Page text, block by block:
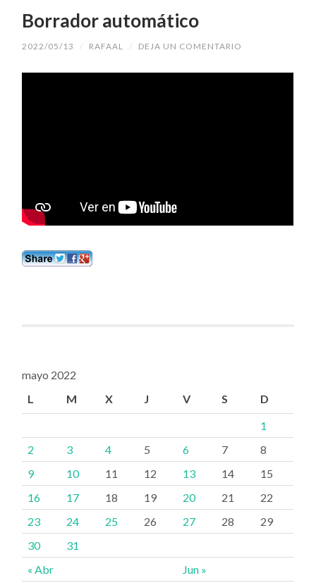
Borrador automático
2022/05/13 / RAFAAL / DEJA UN COMENTARIO
mayo 2022
L
M X J V S D
« Abr Jun »
1
2
3 4 5 6 7
8
9
10 11 12 13 14
15
16
17 18 19 20 21
22
23
24 25 26 27 28
29
30
31